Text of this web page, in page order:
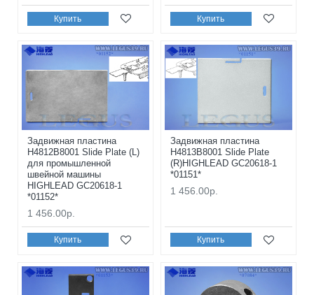
Купить Купить
Задвижная пластина
H4812B8001 Slide Plate (L)
для промышленной
швейной машины
HIGHLEAD GC20618-1
*01152*
1 456.00р.
Купить
Задвижная пластина
H4813B8001 Slide Plate
(R)HIGHLEAD GC20618-1
*01151*
1 456.00р.
Купить